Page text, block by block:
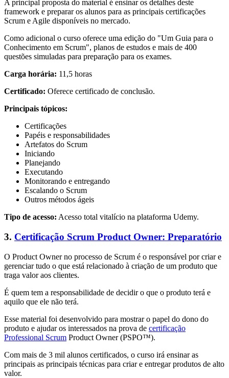
A principal proposta do material é ensinar os detalhes deste
framework e preparar os alunos para as principais certificações
Scrum e Agile disponíveis no mercado.
Como adicional o curso oferece uma edição do "Um Guia para o
Conhecimento em Scrum", planos de estudos e mais de 400
questões simuladas para preparação para os exames.
Carga horária: 11,5 horas
Certificado: Oferece certificado de conclusão.
Principais tópicos:
Certificações
Papéis e responsabilidades
Artefatos do Scrum
Iniciando
Planejando
Executando
Monitorando e entregando
Escalando o Scrum
Outros métodos ágeis
Tipo de acesso: Acesso total vitalício na plataforma Udemy.
3. Certificação Scrum Product Owner: Preparatório
O Product Owner no processo de Scrum é o responsável por criar e
gerenciar tudo o que está relacionado à criação de um produto que
traga valor aos clientes.
É quem tem a responsabilidade de decidir o que o produto terá e
aquilo que ele não terá.
Esse material foi desenvolvido para mostrar o papel do dono do
produto e ajudar os interessados na prova de certificação
Professional Scrum Product Owner (PSPO™).
Com mais de 3 mil alunos certificados, o curso irá ensinar as
principais as principais técnicas para criar e entregar produtos de alto
valor.